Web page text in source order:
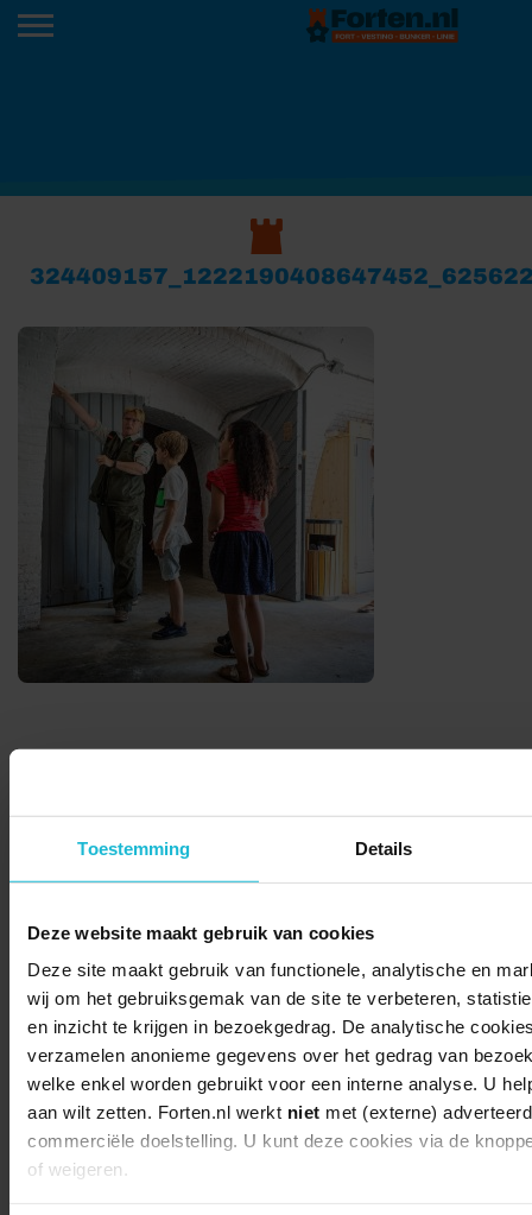
Toestemming Details
Deze website maakt gebruik van cookies
Deze site maakt gebruik van functionele, analytische en
wij om het gebruiksgemak van de site te verbeteren,
en inzicht te krijgen in bezoekgedrag. De analytische
verzamelen anonieme gegevens over het gedrag van
welke enkel worden gebruikt voor een interne analyse. U
aan wilt zetten. Forten.nl werkt niet met (externe)
commerciële doelstelling. U kunt deze cookies via de
of weigeren.